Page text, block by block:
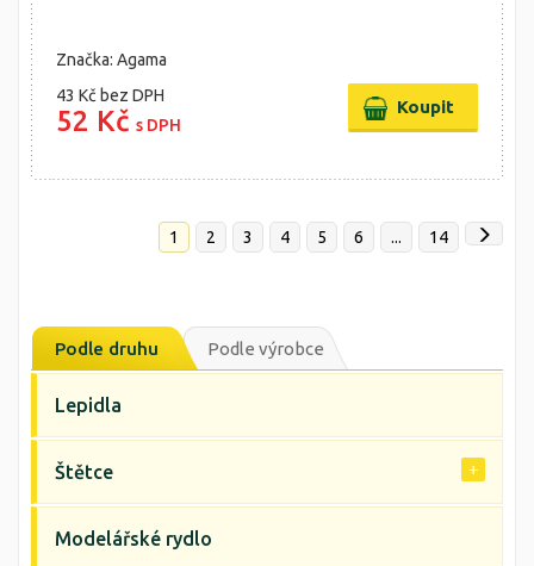
Značka: Agama
43 Kč bez DPH
52 Kč s DPH
1 2 3 4 5 6 ... 14
Podle druhu Podle výrobce
Lepidla
Štětce
Modelářské rydlo